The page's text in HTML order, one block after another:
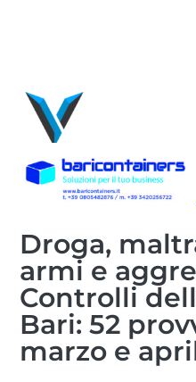
Droga,
armi e
Controlli
Bari: 52
marzo e